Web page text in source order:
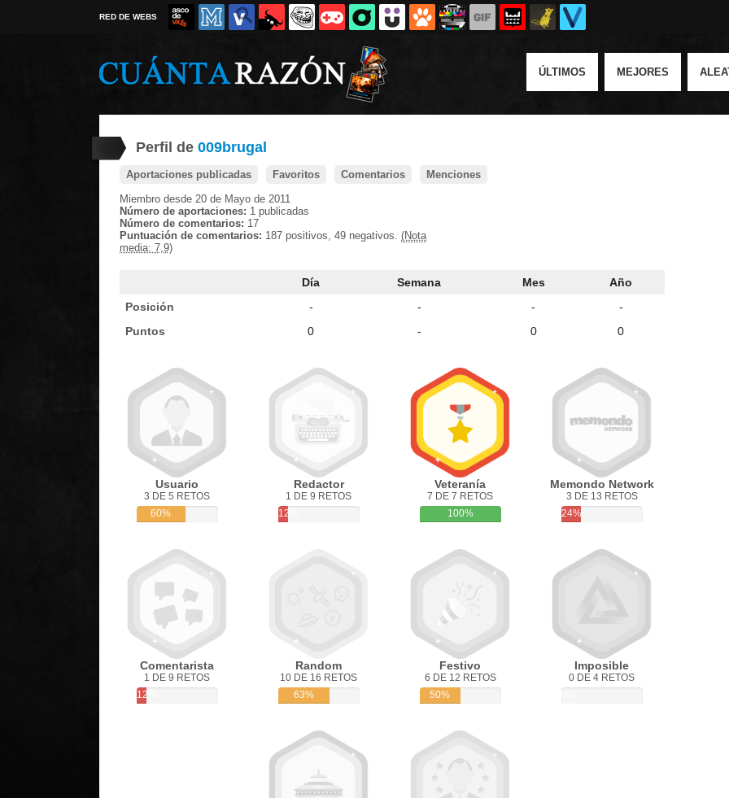
RED DE WEBS
ÚLTIMOS MEJORES
Perfil de 009brugal
Aportaciones publicadas Favoritos Comentarios
Menciones
Miembro desde 20 de Mayo de 2011
Número de aportaciones: 1 publicadas
Número de comentarios: 17
Puntuación de comentarios: 187 positivos, 49 negativos. (Nota
media: 7,9)
Día Semana Mes
Año
Posición
- - -
-
Puntos
0 - 0 0
Usuario
3 DE 5 RETOS
60%
Redactor
1 DE 9 RETOS
12%
Veteranía
7 DE 7 RETOS
100%
Memondo Network
3 DE 13 RETOS
24%
Comentarista
1 DE 9 RETOS
12%
Random
10 DE 16 RETOS
63%
Festivo
6 DE 12 RETOS
50%
Imposible
0 DE 4 RETOS